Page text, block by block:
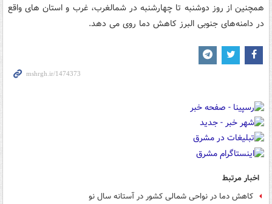
همچنین از روز دوشنبه تا چهارشنبه در شمالغرب، غرب و استان های واقع
در دامنه‌های جنوبی البرز کاهش دما روی می دهد.
اخبار مرتبط
کاهش دما در نواحی شمالی کشور در آستانه سال نو